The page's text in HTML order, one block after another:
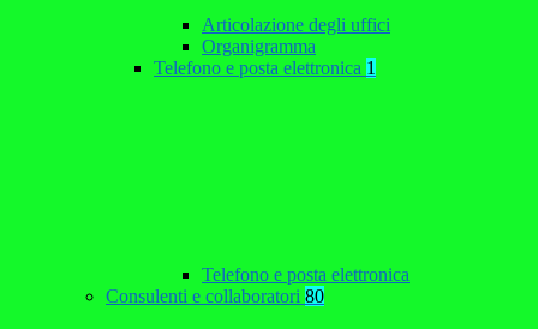
Articolazione degli uffici
Organigramma
Telefono e posta elettronica 1
Telefono e posta elettronica
Consulenti e collaboratori 80